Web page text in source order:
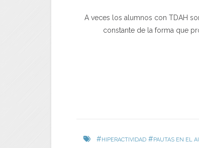
A veces los alumnos con TDAH
constante de la forma que
#HIPERACTIVIDAD#PAUTAS EN EL